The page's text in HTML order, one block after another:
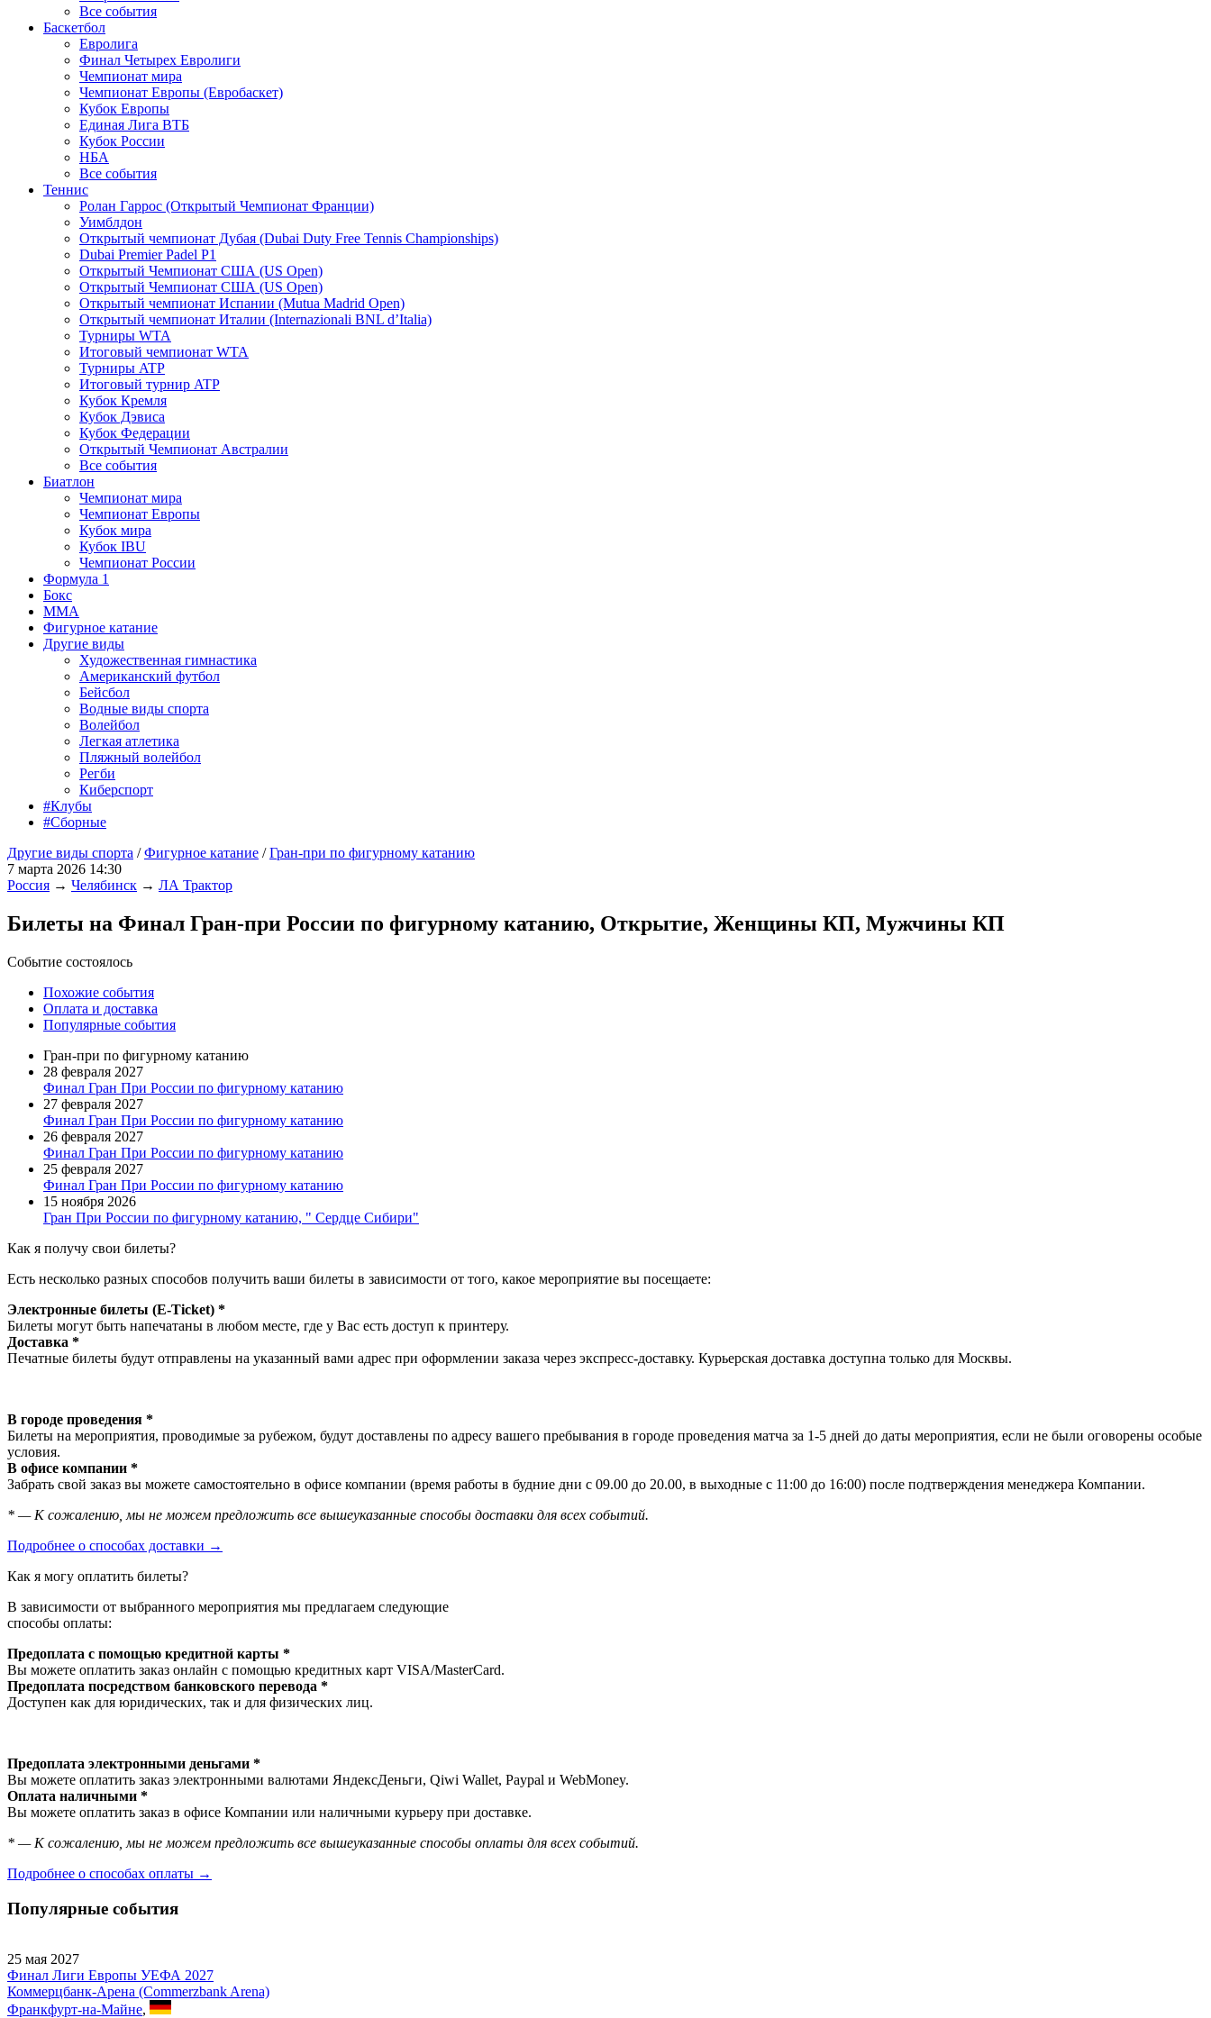
Все события
Баскетбол
Евролига
Финал Четырех Евролиги
Чемпионат мира
Чемпионат Европы (Евробаскет)
Кубок Европы
Единая Лига ВТБ
Кубок России
НБА
Все события
Теннис
Ролан Гаррос (Открытый Чемпионат Франции)
Уимблдон
Открытый чемпионат Дубая (Dubai Duty Free Tennis Championships)
Dubai Premier Padel P1
Открытый Чемпионат США (US Open)
Открытый Чемпионат США (US Open)
Открытый чемпионат Испании (Mutua Madrid Open)
Открытый чемпионат Италии (Internazionali BNL d’Italia)
Турниры WTA
Итоговый чемпионат WTA
Турниры ATP
Итоговый турнир ATP
Кубок Кремля
Кубок Дэвиса
Кубок Федерации
Открытый Чемпионат Австралии
Все события
Биатлон
Чемпионат мира
Чемпионат Европы
Кубок мира
Кубок IBU
Чемпионат России
Формула 1
Бокс
MMA
Фигурное катание
Другие виды
Художественная гимнастика
Американский футбол
Бейсбол
Водные виды спорта
Волейбол
Легкая атлетика
Пляжный волейбол
Регби
Киберспорт
#Клубы
#Сборные
Другие виды спорта /Фигурное катание /Гран-при по фигурному катанию
7 марта 2026 14:30
Россия → Челябинск → ЛА Трактор
Билеты на Финал Гран-при России по фигурному катанию, Открытие, Женщины КП, Мужчины КП
Событие состоялось
Похожие события
Оплата и доставка
Популярные события
Гран-при по фигурному катанию
28 февраля 2027
Финал Гран При России по фигурному катанию
27 февраля 2027
Финал Гран При России по фигурному катанию
26 февраля 2027
Финал Гран При России по фигурному катанию
25 февраля 2027
Финал Гран При России по фигурному катанию
15 ноября 2026
Гран При России по фигурному катанию, " Сердце Сибири"
Как я получу свои билеты?
Есть несколько разных способов получить ваши билеты в зависимости от того, какое мероприятие вы посещаете:
Электронные билеты (E-Ticket) *
Билеты могут быть напечатаны в любом месте, где у Вас есть доступ к принтеру.
Доставка *
Печатные билеты будут отправлены на указанный вами адрес при оформлении заказа через экспресс-доставку. Курьерская доставка доступна только для Москвы.
В городе проведения *
Билеты на мероприятия, проводимые за рубежом, будут доставлены по адресу вашего пребывания в городе проведения матча за 1-5 дней до даты мероприятия, если не были оговорены особые
условия.
В офисе компании *
Забрать свой заказ вы можете самостоятельно в офисе компании (время работы в будние дни с 09.00 до 20.00, в выходные с 11:00 до 16:00) после подтверждения менеджера Компании.
* — К сожалению, мы не можем предложить все вышеуказанные способы доставки для всех событий.
Подробнее о способах доставки →
Как я могу оплатить билеты?
В зависимости от выбранного мероприятия мы предлагаем следующие
способы оплаты:
Предоплата с помощью кредитной карты *
Вы можете оплатить заказ онлайн с помощью кредитных карт VISA/MasterСard.
Предоплата посредством банковского перевода *
Доступен как для юридических, так и для физических лиц.
Предоплата электронными деньгами *
Вы можете оплатить заказ электронными валютами ЯндексДеньги, Qiwi Wallet, Paypal и WebMoney.
Оплата наличными *
Вы можете оплатить заказ в офисе Компании или наличными курьеру при доставке.
* — К сожалению, мы не можем предложить все вышеуказанные способы оплаты для всех событий.
Подробнее о способах оплаты →
Популярные события
25 мая 2027
Финал Лиги Европы УЕФА 2027
Коммерцбанк-Арена (Commerzbank Arena)
Франкфурт-на-Майне,